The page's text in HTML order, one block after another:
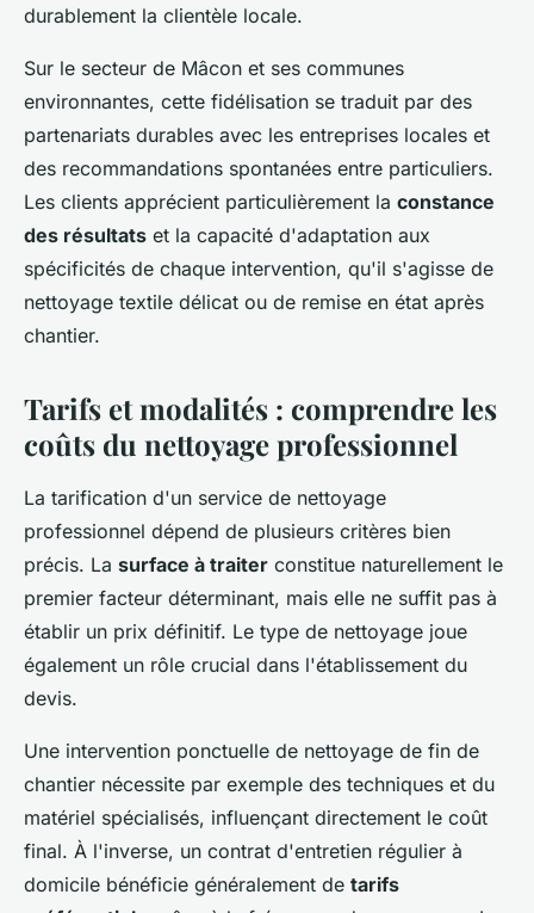
durablement la clientèle locale.
Sur le secteur de Mâcon et ses communes
environnantes, cette fidélisation se traduit par des
partenariats durables avec les entreprises locales et
des recommandations spontanées entre particuliers.
Les clients apprécient particulièrement la constance
des résultats et la capacité d'adaptation aux
spécificités de chaque intervention, qu'il s'agisse de
nettoyage textile délicat ou de remise en état après
chantier.
Tarifs et modalités : comprendre les
coûts du nettoyage professionnel
La tarification d'un service de nettoyage
professionnel dépend de plusieurs critères bien
précis. La surface à traiter constitue naturellement le
premier facteur déterminant, mais elle ne suffit pas à
établir un prix définitif. Le type de nettoyage joue
également un rôle crucial dans l'établissement du
devis.
Une intervention ponctuelle de nettoyage de fin de
chantier nécessite par exemple des techniques et du
matériel spécialisés, influençant directement le coût
final. À l'inverse, un contrat d'entretien régulier à
domicile bénéficie généralement de tarifs